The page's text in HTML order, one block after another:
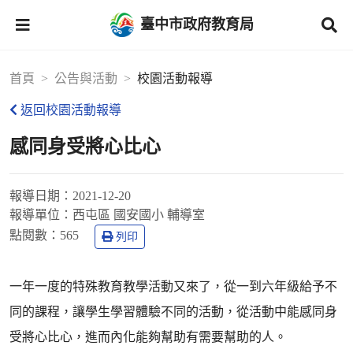
臺中市政府教育局
首頁 公告與活動 校園活動報導
返回校園活動報導
感同身受將心比心
報導日期： 2021-12-20
報導單位： 西屯區 國安國小 輔導室
點閱數： 565 列印
一年一度的特殊教育教學活動又來了，從一到六年級給予不
同的課程，讓學生學習體驗不同的活動，從活動中能感同身
受將心比心，進而內化能夠幫助有需要幫助的人。